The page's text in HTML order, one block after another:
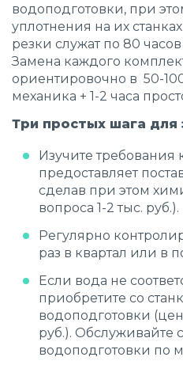
водоподготовки, при
уплотнения на их
резки служат по 80
Замена каждого
ориентировочно в 50-
механика + 1-2 часа
Три простых шага для
Изучите требования
предоставляет
сделав при этом
вопроса 1-2 тыс. руб.).
Регулярно
раз в квартал или в
Если вода не
приобретите со
водоподготовки
руб.). Обслуживайте
водоподготовки по